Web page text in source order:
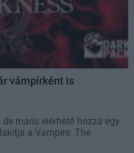
vámpírként is
máris elérhető hozzá egy
a Vampire: The